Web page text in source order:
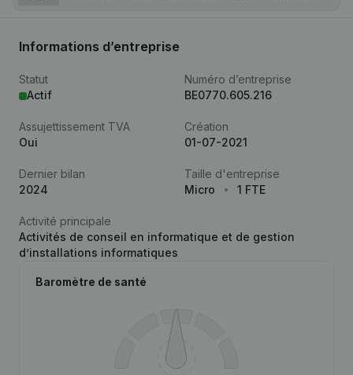
Informations d’entreprise
Statut
Actif
Numéro d’entreprise
BE0770.605.216
Assujettissement TVA
Oui
Création
01-07-2021
Dernier bilan
2024
Taille d'entreprise
Micro
1 FTE
Activité principale
Activités de conseil en informatique et de gestion
d’installations informatiques
Baromètre de santé